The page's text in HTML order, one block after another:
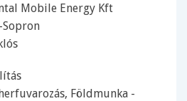
Mobile Energy Kft
Földmunka -